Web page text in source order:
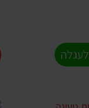
לעגלה